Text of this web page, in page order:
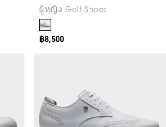
ผู้หญิง Golf Shoes
฿8,500